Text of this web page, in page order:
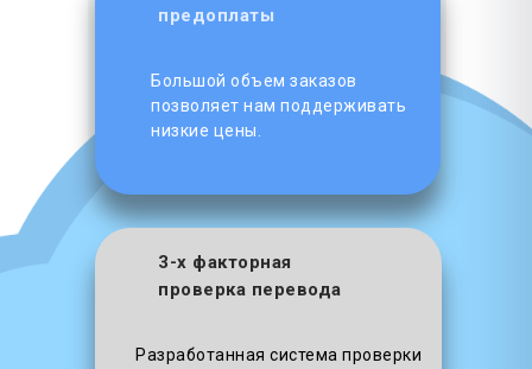
предоплаты
3-х факторная
проверка перевода
Разработанная система проверки
Большой объем заказов
позволяет нам поддерживать
низкие цены.